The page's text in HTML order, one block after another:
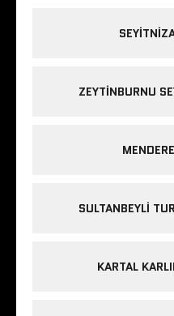
ZEYTINBURNU
SULTANBEYLI
KARTAL